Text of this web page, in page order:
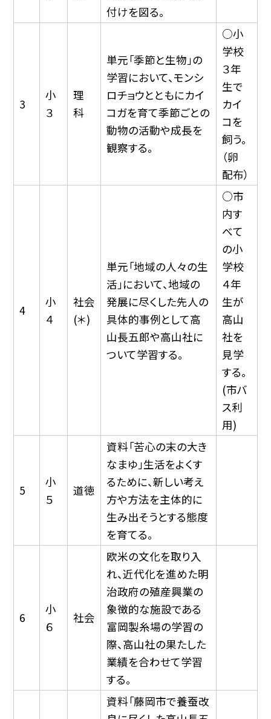
付けを図る。
3
小
３
理
科
単元「季節と生物」の
学習において、モンシ
ロチョウとともにカイ
コガを育て季節ごとの
動物の活動や成長を
観察する。
○小
学校
３年
生で
カイ
コを
飼う。
（卵
配布）
4
小
４
社会
(＊)
単元「地域の人々の生
活」において、地域の
発展に尽くした先人の
具体的事例として高
山長五郎や高山社に
ついて学習する。
○市
内す
べて
の小
学校
４年
生が
高山
社を
見学
する。
(市バ
ス利
用)
5
小
５
道徳
資料「苦心の末の大き
なまゆ」生活をよくす
るために、新しい考え
方や方法を主体的に
生み出そうとする態度
を育てる。
6
小
６
社会
欧米の文化を取り入
れ、近代化を進めた明
治政府の殖産興業の
象徴的な施設である
富岡製糸場の学習の
際、高山社の果たした
業績を合わせて学習
する。
資料「藤岡市で養蚕改